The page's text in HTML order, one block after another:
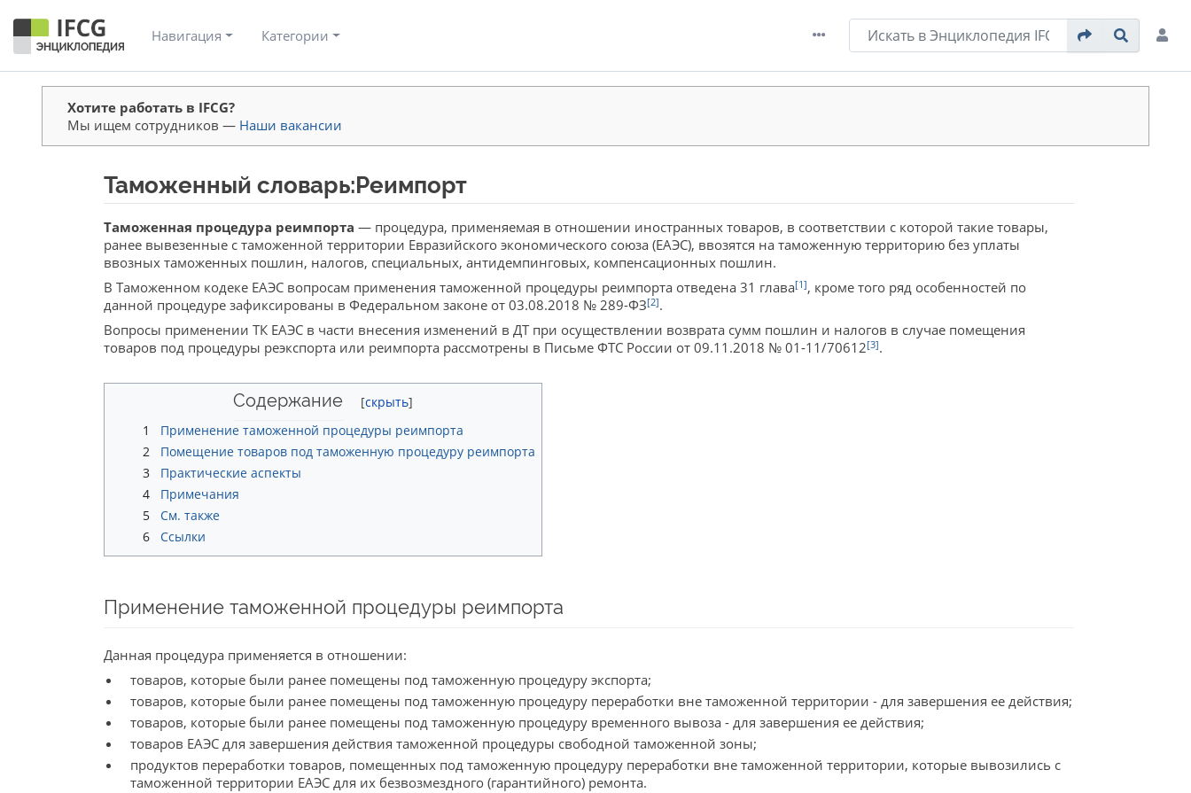
Навигация Категории
Хотите работать в IFCG?
Мы ищем сотрудников — Наши вакансии
Таможенный словарь:Реимпорт
Перейти к:навигация,поиск
Таможенная процедура реимпорта — процедура, применяемая в отношении иностранных товаров, в соответствии с которой такие товары,
ранее вывезенные с таможенной территории Евразийского экономического союза (ЕАЭС), ввозятся на таможенную территорию без уплаты
ввозных таможенных пошлин, налогов, специальных, антидемпинговых, компенсационных пошлин.
В Таможенном кодеке ЕАЭС вопросам применения таможенной процедуры реимпорта отведена 31 глава[1], кроме того ряд особенностей по
данной процедуре зафиксированы в Федеральном законе от 03.08.2018 № 289-ФЗ[2].
Вопросы применении ТК ЕАЭС в части внесения изменений в ДТ при осуществлении возврата сумм пошлин и налогов в случае помещения
товаров под процедуры реэкспорта или реимпорта рассмотрены в Письме ФТС России от 09.11.2018 № 01-11/70612[3].
Содержание
1
Применение таможенной процедуры реимпорта
2
Помещение товаров под таможенную процедуру реимпорта
3
Практические аспекты
4
Примечания
5
См. также
6
Ссылки
Применение таможенной процедуры реимпорта
Данная процедура применяется в отношении:
товаров, которые были ранее помещены под таможенную процедуру экспорта;
товаров, которые были ранее помещены под таможенную процедуру переработки вне таможенной территории - для завершения ее действия;
товаров, которые были ранее помещены под таможенную процедуру временного вывоза - для завершения ее действия;
товаров ЕАЭС для завершения действия таможенной процедуры свободной таможенной зоны;
продуктов переработки товаров, помещенных под таможенную процедуру переработки вне таможенной территории, которые вывозились с
таможенной территории ЕАЭС для их безвозмездного (гарантийного) ремонта.